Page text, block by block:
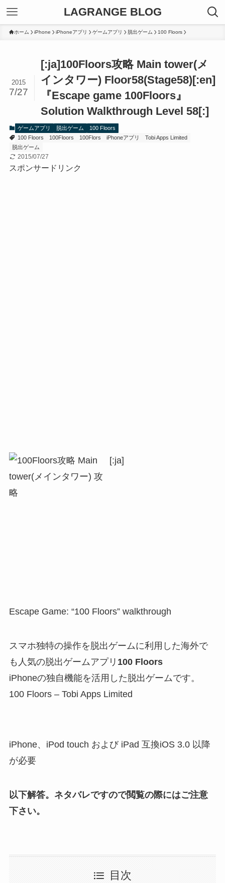
LAGRANGE BLOG
ホーム iPhone iPhoneアプリ ゲームアプリ 脱出ゲーム 100 Floors
[:ja]100Floors攻略 Main tower(メ
インタワー) Floor58(Stage58)[:en]
『Escape game 100Floors』
Solution Walkthrough Level 58[:]
2015
7/27
ゲームアプリ 脱出ゲーム
100 Floors
100 Floors
100Floors 100Flors iPhoneアプリ
Tobi Apps Limited
脱出ゲーム
2015/07/27
スポンサードリンク
[:ja]
Escape Game: “100 Floors” walkthrough
スマホ独特の操作を脱出ゲームに利用した海外で
も人気の脱出ゲームアプリ 100 Floors
iPhoneの独自機能を活用した脱出ゲームです。
100 Floors – Tobi Apps Limited
iPhone、iPod touch および iPad 互換iOS 3.0 以降
が必要
以下解答。ネタバレですので閲覧の際にはご注意
下さい。
目次